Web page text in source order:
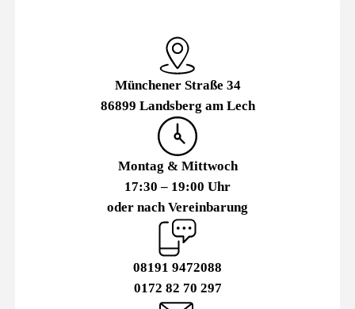
Münchener Straße 34
86899 Landsberg am Lech
Montag & Mittwoch
17:30 – 19:00 Uhr
oder nach Vereinbarung
08191 9472088
0172 82 70 297